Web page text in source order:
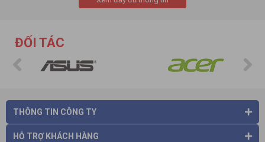
hào là nhà phân phối hàng chính
Các bạn sẽ hài lòng khi sử dụng các sản phẩm và dịch vụ của
chúng tôi .XIN CẢM ƠN.
ĐỐI TÁC
THÔNG TIN CÔNG TY
HỖ TRỢ KHÁCH HÀNG